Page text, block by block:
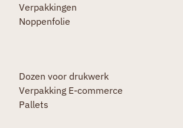
Verpakkingen
Noppenfolie
Dozen voor drukwerk
Verpakking E-commerce
Pallets